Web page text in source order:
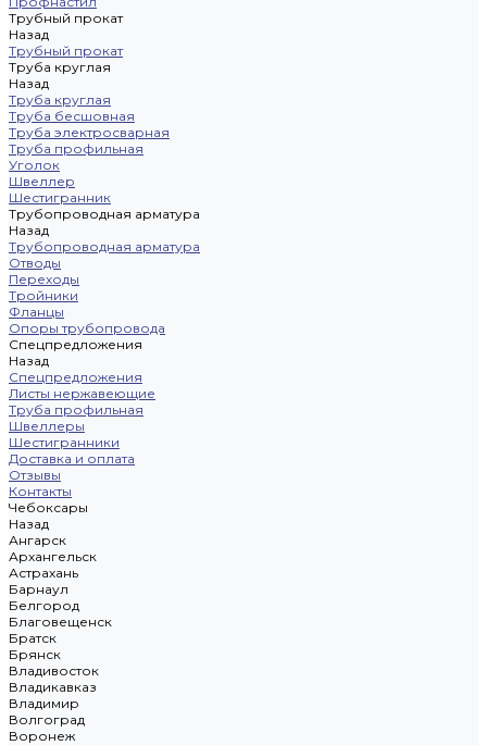
Трубный прокат
Назад
Трубный прокат
Труба круглая
Назад
Труба круглая
Труба бесшовная
Труба электросварная
Труба профильная
Уголок
Швеллер
Шестигранник
Трубопроводная арматура
Назад
Трубопроводная арматура
Отводы
Переходы
Тройники
Фланцы
Опоры трубопровода
Спецпредложения
Назад
Спецпредложения
Листы нержавеющие
Труба профильная
Швеллеры
Шестигранники
Доставка и оплата
Отзывы
Контакты
Чебоксары
Назад
Ангарск
Архангельск
Астрахань
Барнаул
Белгород
Благовещенск
Братск
Брянск
Владивосток
Владикавказ
Владимир
Волгоград
Воронеж